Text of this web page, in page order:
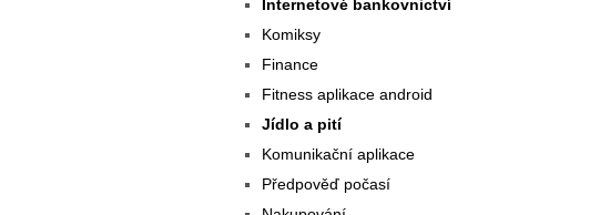
Internetové bankovnictví
Komiksy
Finance
Fitness aplikace android
Jídlo a pití
Komunikační aplikace
Předpověď počasí